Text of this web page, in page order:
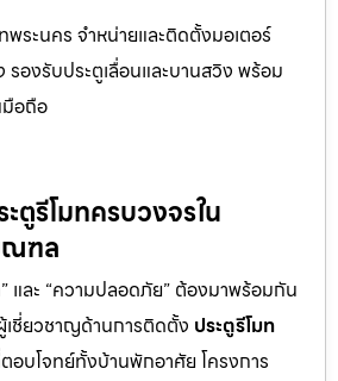
ระนคร จำหน่ายและติดตั้งมอเตอร์
องรับประตูเลื่อนและบานสวิง พร้อม
อถือ
ตูรีโมทครบวงจรใน
ณฑล
และ “ความปลอดภัย” ต้องมาพร้อมกัน
เชี่ยวชาญด้านการติดตั้ง ประตูรีโมท
อบโจทย์ทั้งบ้านพักอาศัย โครงการ